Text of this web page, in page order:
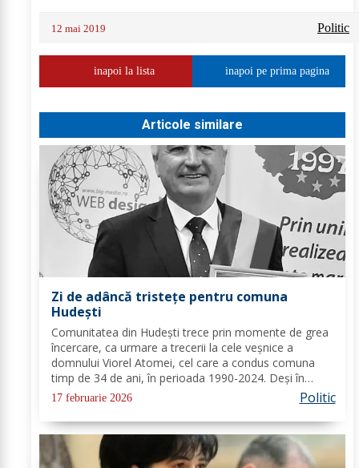
12 mai 2019 Politic
inapoi la lista inapoi pe prima pagina
Articole similare
Zi de adâncă tristețe pentru comuna
Hudești
Comunitatea din Hudești trece prin momente de grea
încercare, ca urmare a trecerii la cele veșnice a
domnului Viorel Atomei, cel care a condus comuna
timp de 34 de ani, în perioada 1990-2024. Deși în
ultima perioadă s-a confruntat cu probleme de
sănătate, vestea dispariției sale a adus multă durere...
17 februarie 2026 Politic